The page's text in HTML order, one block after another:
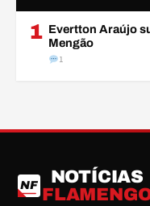
1 Evertton Araújo
Mengão
1
NF
NOTÍCIAS